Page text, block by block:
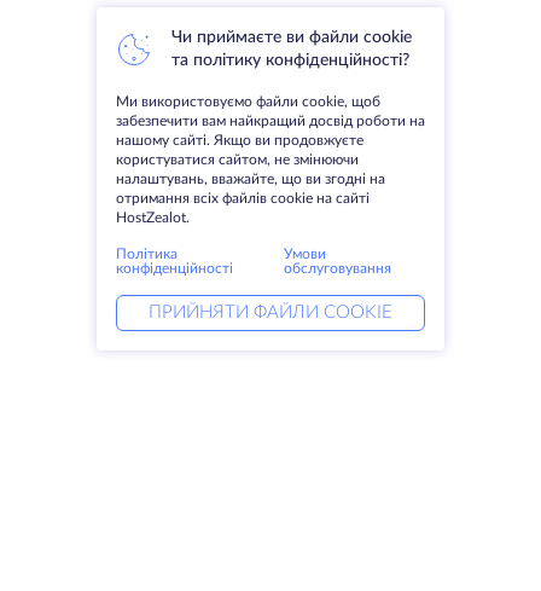
Чи приймаєте ви файли cookie
та політику конфіденційності?
Ми використовуємо файли cookie, щоб
забезпечити вам найкращий досвід роботи на
нашому сайті. Якщо ви продовжуєте
користуватися сайтом, не змінюючи
налаштувань, вважайте, що ви згодні на
отримання всіх файлів cookie на сайті
HostZealot.
Політика
конфіденційності
Умови
обслуговування
ПРИЙНЯТИ ФАЙЛИ COOKIE